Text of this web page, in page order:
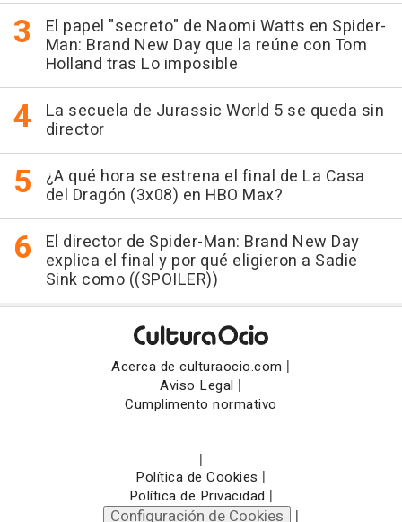
El papel "secreto" de Naomi Watts en Spider-
Man: Brand New Day que la reúne con Tom
Holland tras Lo imposible
La secuela de Jurassic World 5 se queda sin
director
¿A qué hora se estrena el final de La Casa
del Dragón (3x08) en HBO Max?
El director de Spider-Man: Brand New Day
explica el final y por qué eligieron a Sadie
Sink como ((SPOILER))
Acerca de culturaocio.com |
Aviso Legal |
Cumplimento normativo
|
Política de Cookies |
Política de Privacidad |
Configuración de Cookies |